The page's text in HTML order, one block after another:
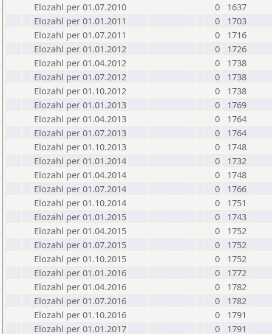
Elozahl per 01.07.2010
0
1637
Elozahl per 01.01.2011
0
1703
Elozahl per 01.07.2011
0
1716
Elozahl per 01.01.2012
0
1726
Elozahl per 01.04.2012
0
1738
Elozahl per 01.07.2012
0
1738
Elozahl per 01.10.2012
0
1738
Elozahl per 01.01.2013
0
1769
Elozahl per 01.04.2013
0
1764
Elozahl per 01.07.2013
0
1764
Elozahl per 01.10.2013
0
1748
Elozahl per 01.01.2014
0
1732
Elozahl per 01.04.2014
0
1748
Elozahl per 01.07.2014
0
1766
Elozahl per 01.10.2014
0
1751
Elozahl per 01.01.2015
0
1743
Elozahl per 01.04.2015
0
1752
Elozahl per 01.07.2015
0
1752
Elozahl per 01.10.2015
0
1752
Elozahl per 01.01.2016
0
1772
Elozahl per 01.04.2016
0
1782
Elozahl per 01.07.2016
0
1782
Elozahl per 01.10.2016
0
1791
Elozahl per 01.01.2017
0
1791